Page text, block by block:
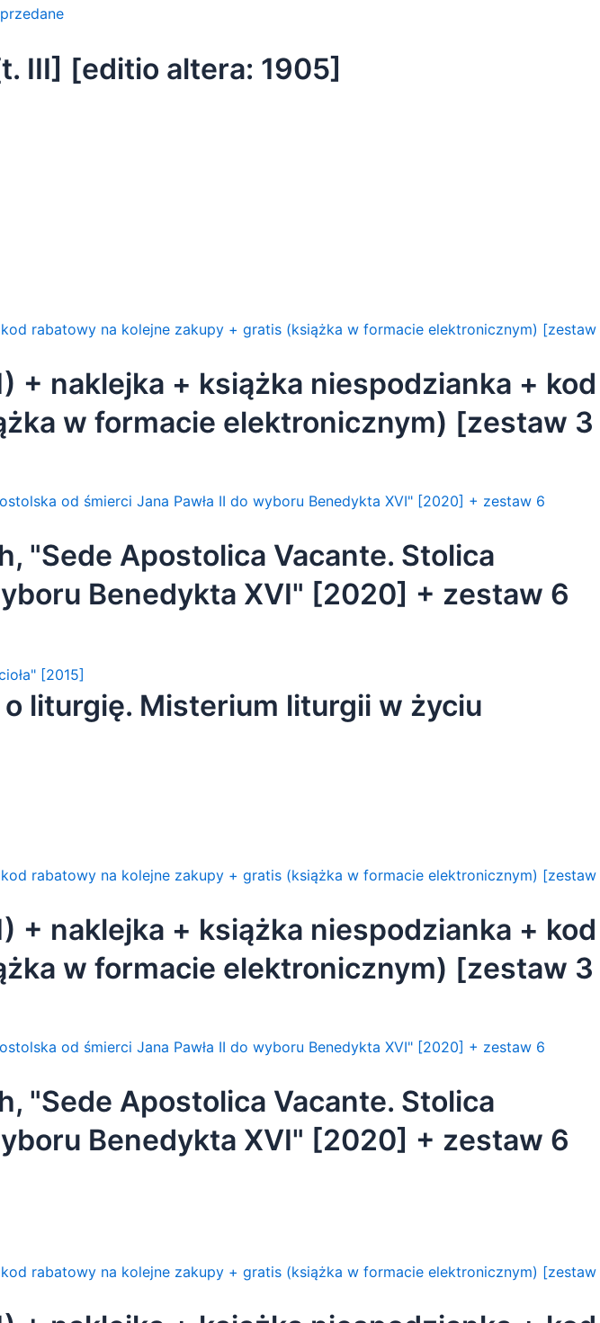
III] [editio altera: 1905]
+ naklejka + książka niespodzianka + kod
w formacie elektronicznym) [zestaw 3
"Sede Apostolica Vacante. Stolica
Benedykta XVI" [2020] + zestaw 6
na kolejne zakupy
o liturgię. Misterium liturgii w życiu
+ naklejka + książka niespodzianka + kod
w formacie elektronicznym) [zestaw 3
"Sede Apostolica Vacante. Stolica
Benedykta XVI" [2020] + zestaw 6
na kolejne zakupy